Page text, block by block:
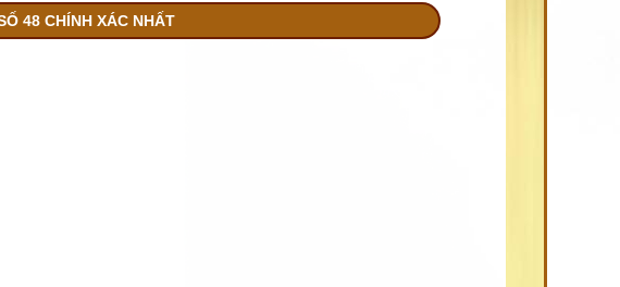
48 CHÍNH XÁC NHẤT